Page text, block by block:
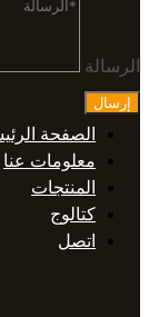
الرسالة
إرسال
الصفحة
معلومات عنا
المنتجات
كتالوج
اتصل